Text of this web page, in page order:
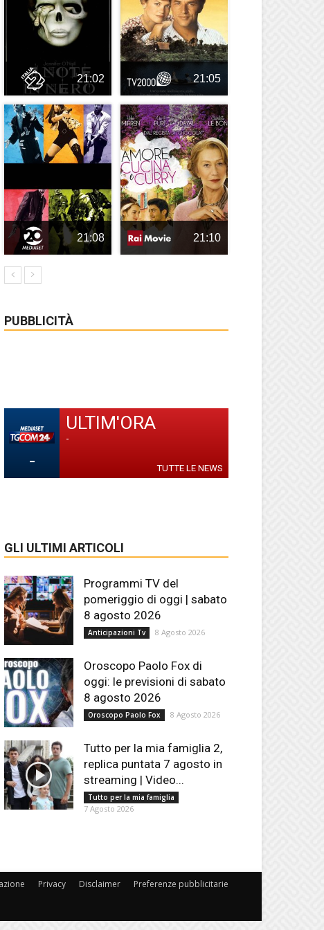
21:02 21:05
21:08 21:10
PUBBLICITÀ
-
ULTIM'ORA
-
TUTTE LE NEWS
GLI ULTIMI ARTICOLI
Programmi TV del
pomeriggio di oggi | sabato
8 agosto 2026
Anticipazioni Tv 8 Agosto 2026
Oroscopo Paolo Fox di
oggi: le previsioni di sabato
8 agosto 2026
Oroscopo Paolo Fox 8 Agosto 2026
Tutto per la mia famiglia 2,
replica puntata 7 agosto in
streaming | Video...
Tutto per la mia famiglia
7 Agosto 2026
Privacy Disclaimer Preferenze pubblicitarie